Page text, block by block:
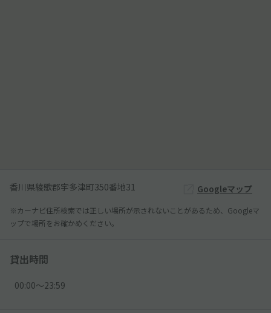
香川県綾歌郡宇多津町350番地31 Googleマップ
※カーナビ住所検索では正しい場所が示されないことがあるため、Googleマ
ップで場所をお確かめください。
貸出時間
00:00〜23:59